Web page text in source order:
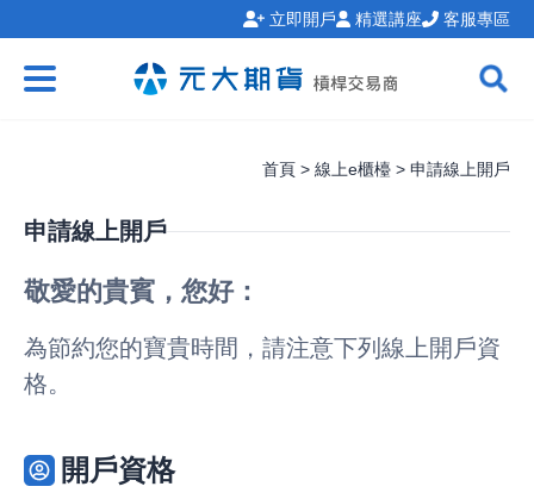
立即開戶 精選講座 客服專區
首頁 > 線上e櫃檯 > 申請線上開戶
申請線上開戶